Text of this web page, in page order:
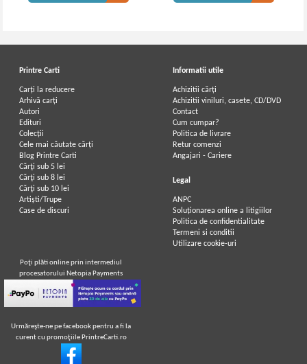
Printre Carti
Carți la reducere
Arhivă carți
Autori
Edituri
Colecții
Cele mai căutate cărți
Blog Printre Carti
Cărţi sub 5 lei
Cărţi sub 8 lei
Cărţi sub 10 lei
Artiști/Trupe
Case de discuri
Informatii utile
Achizitii cărți
Achizitii viniluri, casete, CD/DVD
Contact
Cum cumpar?
Politica de livrare
Retur comenzi
Angajari - Cariere
Legal
ANPC
Soluționarea online a litigiilor
Politica de confidentialitate
Termeni si conditii
Utilizare cookie-uri
Poţi plăti online prin intermediul
procesatorului Netopia Payments
Urmăreşte-ne pe facebook pentru a fi la
curent cu promoţiile PrintreCarti.ro